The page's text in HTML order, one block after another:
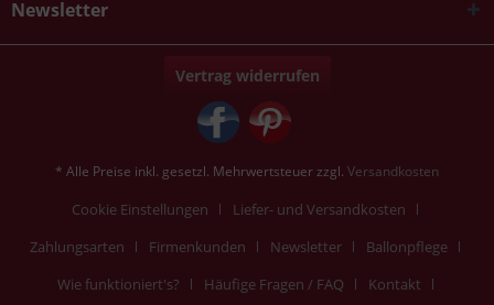
Newsletter
Vertrag widerrufen
* Alle Preise inkl. gesetzl. Mehrwertsteuer zzgl. Versandkosten
Cookie Einstellungen
Liefer- und Versandkosten
Zahlungsarten
Firmenkunden Newsletter
Ballonpflege
Wie funktioniert's?
Häufige Fragen / FAQ Kontakt